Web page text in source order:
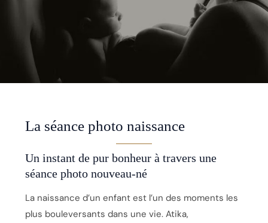
La séance photo naissance
Un instant de pur bonheur à travers une
séance photo nouveau-né
La naissance d’un enfant est l’un des moments les
plus bouleversants dans une vie. Atika,